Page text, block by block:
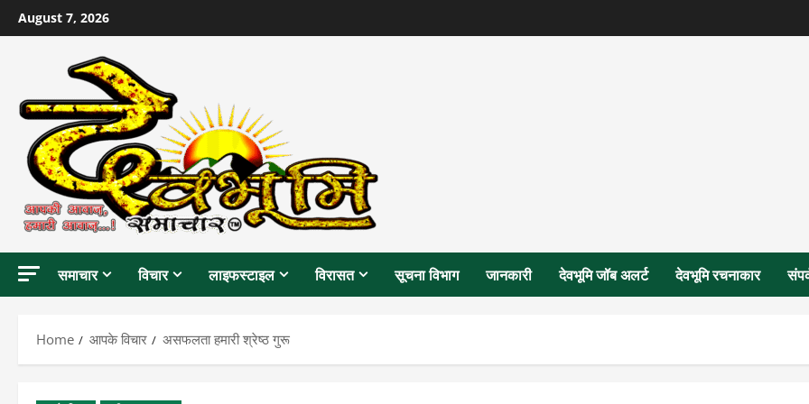
Skip
to
August 7, 2026
समाचार विचार लाइफस्टाइल विरासत सूचना विभाग जानकारी देवभूमि जॉब अलर्ट देवभूमि रचनाकार
Home आपके विचार असफलता हमारी श्रेष्ठ गुरू